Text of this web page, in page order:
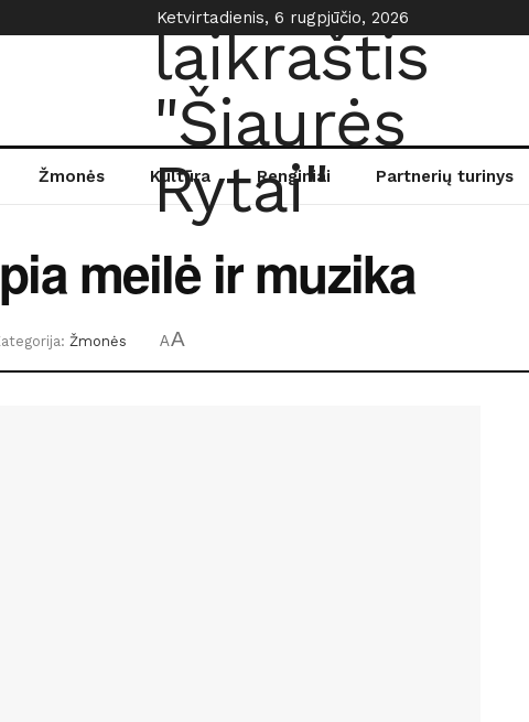
Ketvirtadienis, 6 rugpjūčio, 2026
Žmonės Kultūra Renginiai Partnerių turinys
meilė ir muzika
Žmonės AA